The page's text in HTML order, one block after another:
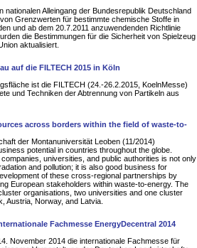
Alleingang der Bundesrepublik Deutschland
Grenzwerten für bestimmte chemische Stoffe in
und ab dem 20.7.2011 anzuwendenden Richtlinie
die Bestimmungen für die Sicherheit von Spielzeug
aktualisiert.
auf die FILTECH 2015 in Köln
ist die FILTECH (24.-26.2.2015, KoelnMesse)
und Techniken der Abtrennung von Partikeln aus
across borders within the field of waste-to-
der Montanuniversität Leoben (11/2014)
potential in countries throughout the globe.
universities, and public authorities is not only
and pollution; it is also good business for
of these cross-regional partnerships by
European stakeholders within waste-to-energy. The
organisations, two universities and one cluster
Austria, Norway, and Latvia.
Fachmesse EnergyDecentral 2014
November 2014 die internationale Fachmesse für